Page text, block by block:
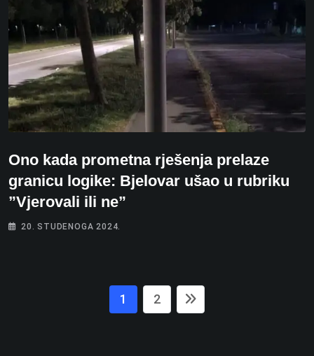
Ono kada prometna rješenja prelaze
granicu logike: Bjelovar ušao u rubriku
”Vjerovali ili ne”
20. STUDENOGA 2024.
1 2